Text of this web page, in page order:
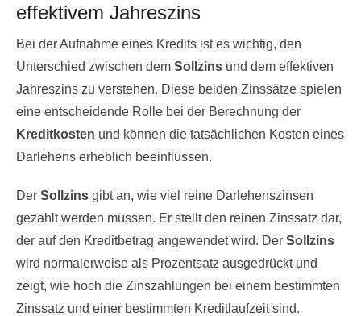
effektivem Jahreszins
Bei der Aufnahme eines Kredits ist es wichtig, den
Unterschied zwischen dem Sollzins und dem effektiven
Jahreszins zu verstehen. Diese beiden Zinssätze spielen
eine entscheidende Rolle bei der Berechnung der
Kreditkosten und können die tatsächlichen Kosten eines
Darlehens erheblich beeinflussen.
Der Sollzins gibt an, wie viel reine Darlehenszinsen
gezahlt werden müssen. Er stellt den reinen Zinssatz dar,
der auf den Kreditbetrag angewendet wird. Der Sollzins
wird normalerweise als Prozentsatz ausgedrückt und
zeigt, wie hoch die Zinszahlungen bei einem bestimmten
Zinssatz und einer bestimmten Kreditlaufzeit sind.